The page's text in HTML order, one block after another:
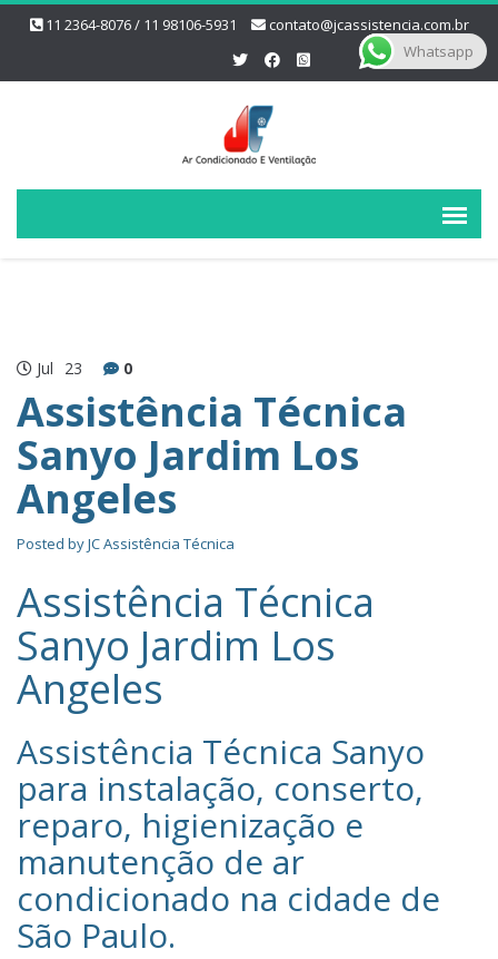
11 2364-8076 / 11 98106-5931 contato@jcassistencia.com.br
Jul 23 0
Assistência Técnica
Sanyo Jardim Los
Angeles
Posted byJC Assistência Técnica
Assistência Técnica
Sanyo Jardim Los
Angeles
Assistência Técnica Sanyo‎
para instalação, conserto,
reparo, higienização e
manutenção de ar
condicionado na cidade de
São Paulo.
Whatsapp